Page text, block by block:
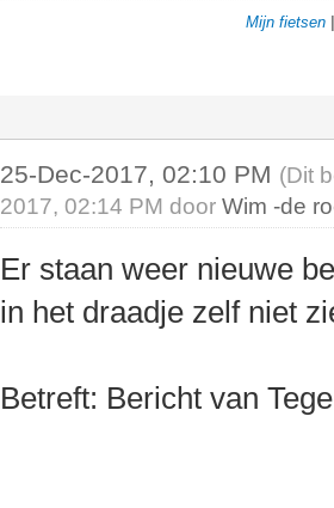
Mijn fietsen
25-Dec-2017, 02:10 PM (Dit
2017, 02:14 PM doorWim -de
Er staan weer nieuwe
in het draadje zelf niet
Betreft: Bericht van